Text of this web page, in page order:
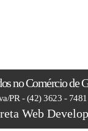
no Comércio de
PR - (42) 3623 -
Web